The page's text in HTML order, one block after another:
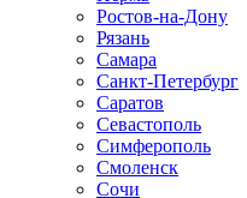
Ростов-на-Дону
Рязань
Самара
Санкт-Петербург
Саратов
Севастополь
Симферополь
Смоленск
Сочи